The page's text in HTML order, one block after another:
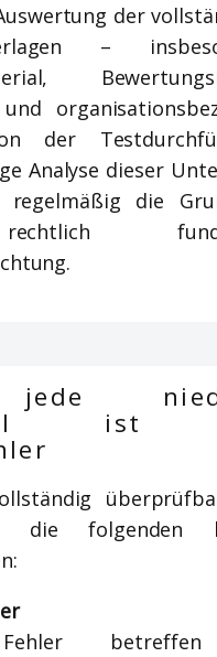
der
–
der
Analyse dieser
die
ist
die folgenden